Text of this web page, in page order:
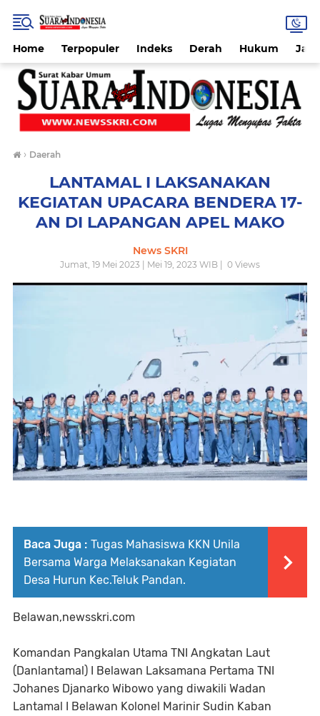
Home Terpopuler Indeks Derah Hukum
› Daerah
LANTAMAL I LAKSANAKAN
KEGIATAN UPACARA BENDERA 17-
AN DI LAPANGAN APEL MAKO
News SKRI
Jumat, 19 Mei 2023 | Mei 19, 2023 WIB | 0 Views
Baca Juga : Tugas Mahasiswa KKN Unila
Bersama Warga Melaksanakan Kegiatan
Desa Hurun Kec.Teluk Pandan.
Belawan,newsskri.com
Komandan Pangkalan Utama TNI Angkatan Laut
(Danlantamal) I Belawan Laksamana Pertama TNI
Johanes Djanarko Wibowo yang diwakili Wadan
Lantamal I Belawan Kolonel Marinir Sudin Kaban